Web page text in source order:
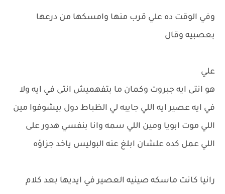
وفي الوقت ده علي قرب منها وامسكها من درعها
بعصبيه وقال
علي
هو انتى ايه جبروت وكمان ما بتفهميش انتى في ايه ولا
في ايه عصير ايه اللي جايبه لي الظباط دول بيشوفوا مين
اللي موت ابويا ومين اللي سمه وانا بنفسي هدور على
اللي عمل كده علشان ابلغ عنه البوليس ياخد جزاؤه
رانيا كانت ماسكه صينيه العصير في ايديها بعد كلام